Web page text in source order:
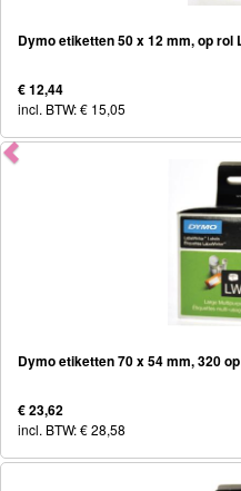
Dymo etiketten 50 x 12 mm, op rol
€ 12,44
incl. BTW: € 15,05
Dymo etiketten 70 x 54 mm, 320
€ 23,62
incl. BTW: € 28,58